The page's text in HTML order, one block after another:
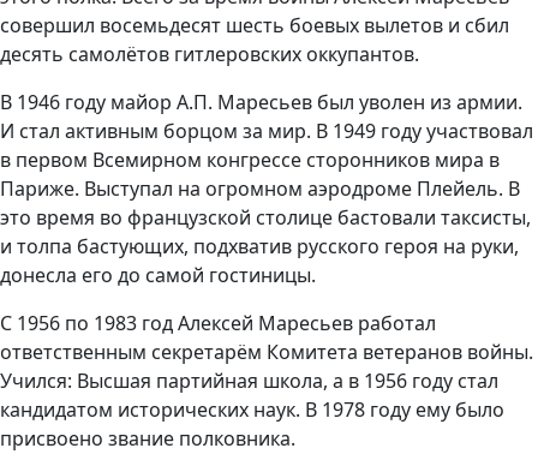
совершил восемьдесят шесть боевых вылетов и сбил
десять самолётов гитлеровских оккупантов.
В 1946 году майор А.П. Маресьев был уволен из армии.
И стал активным борцом за мир. В 1949 году участвовал
в первом Всемирном конгрессе сторонников мира в
Париже. Выступал на огромном аэродроме Плейель. В
это время во французской столице бастовали таксисты,
и толпа бастующих, подхватив русского героя на руки,
донесла его до самой гостиницы.
С 1956 по 1983 год Алексей Маресьев работал
ответственным секретарём Комитета ветеранов войны.
Учился: Высшая партийная школа, а в 1956 году стал
кандидатом исторических наук. В 1978 году ему было
присвоено звание полковника.